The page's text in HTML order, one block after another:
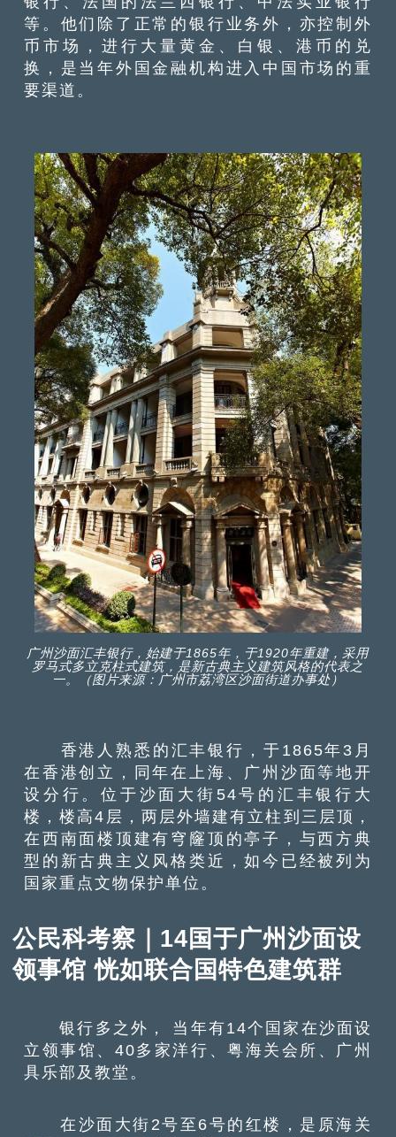
等。他们除了正常的银行业务外，亦控制外
币市场，进行大量黄金、白银、港币的兑
换，是当年外国金融机构进入中国市场的重
要渠道。
广州沙面汇丰银行，始建于1865年，于1920年重建，采用
罗马式多立克柱式建筑，是新古典主义建筑风格的代表之
一。（图片来源：广州市荔湾区沙面街道办事处）
香港人熟悉的汇丰银行，于1865年3月
在香港创立，同年在上海、广州沙面等地开
设分行。位于沙面大街54号的汇丰银行大
楼，楼高4层，两层外墙建有立柱到三层顶，
在西南面楼顶建有穹窿顶的亭子，与西方典
型的新古典主义风格类近，如今已经被列为
国家重点文物保护单位。
公民科考察｜14国于广州沙面设
领事馆 恍如联合国特色建筑群
银行多之外， 当年有14个国家在沙面设
立领事馆、40多家洋行、粤海关会所、广州
具乐部及教堂。
在沙面大街2号至6号的红楼，是原海关